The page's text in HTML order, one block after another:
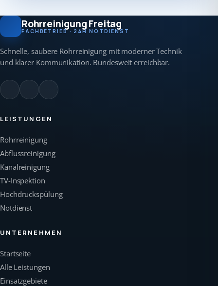
Rohrreinigung Freitag
FACHBETRIEB · 24H NOTDIENST
Schnelle, saubere Rohrreinigung mit moderner Technik
und klarer Kommunikation. Bundesweit erreichbar.
LEISTUNGEN
Rohrreinigung
Abflussreinigung
Kanalreinigung
TV-Inspektion
Hochdruckspülung
Notdienst
UNTERNEHMEN
Startseite
Alle Leistungen
Einsatzgebiete